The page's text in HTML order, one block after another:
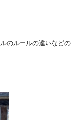
のルールの違いなどの